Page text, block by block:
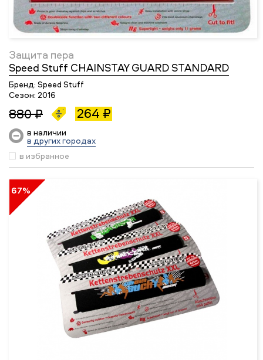
Защита пера
Speed Stuff CHAINSTAY GUARD STANDARD
Бренд: Speed Stuff
Сезон: 2016
880 ₽ 264 ₽
в наличии
в других городах
в избранное
67%